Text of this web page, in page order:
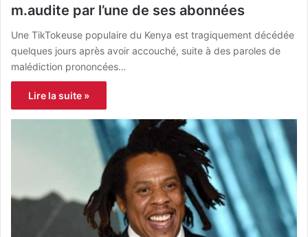
m.audite par l’une de ses abonnées
Une TikTokeuse populaire du Kenya est tragiquement décédée
quelques jours après avoir accouché, suite à des paroles de
malédiction prononcées…
Lire la suite »